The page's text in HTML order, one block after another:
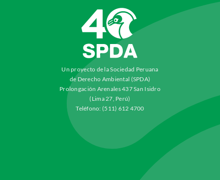
Un proyecto de la Sociedad Peruana
de Derecho Ambiental (SPDA)
Prolongación Arenales 437 San Isidro
(Lima 27, Perú)
Teléfono: (511) 612 4700